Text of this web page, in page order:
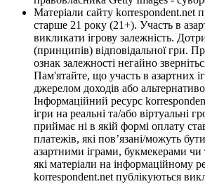
Матеріали сайту korrespondent.net
старше 21 року (21+). Участь в
викликати ігрову залежність.
(принципів) відповідальної гри.
ознак залежності негайно
Пам'ятайте, що участь в азартних
джерелом доходів або
Інформаційний ресурс
ігри на реальні та/або віртуальні
приймає ні в якій формі оплату
платежів, які пов’язані/можуть
азартними іграми, букмекерами чи
які матеріали на інформаційному
korrespondent.net публікуються